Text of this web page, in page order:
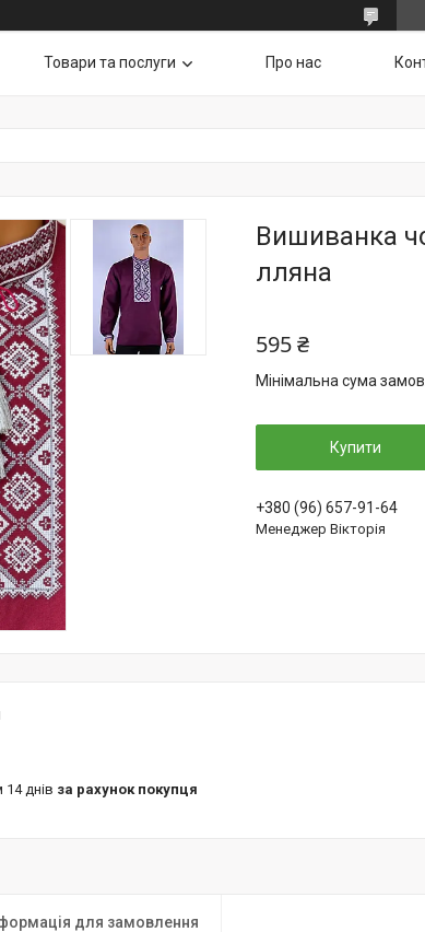
Товари та послуги Про нас
Вишиванка
лляна
595 ₴
Мінімальна сума
Купити
+380 (96) 657-91-64
Менеджер Вікторія
14 днів за рахунок покупця
для замовлення